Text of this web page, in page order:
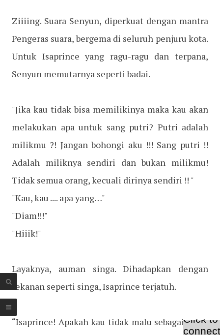
Ziiiing. Suara Senyun, diperkuat dengan mantra
Pengeras suara, bergema di seluruh penjuru kota.
Untuk Isaprince yang ragu-ragu dan terpana,
Senyun memutarnya seperti badai.
"Jika kau tidak bisa memilikinya maka kau akan
melakukan apa untuk sang putri? Putri adalah
milikmu ?! Jangan bohongi aku !!! Sang putri !!
Adalah miliknya sendiri dan bukan milikmu!
Tidak semua orang, kecuali dirinya sendiri !! "
"Kau, kau .... apa yang…"
"Diam!!!"
"Hiiik!"
Layaknya, auman singa. Dihadapkan dengan
tekanan seperti singa, Isaprince terjatuh.
“Isaprince! Apakah kau tidak malu sebagai salah